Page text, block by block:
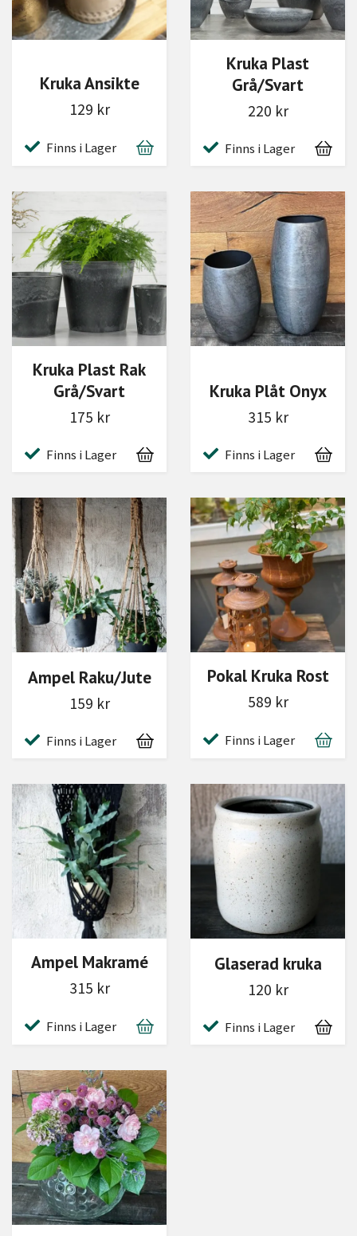
Kruka Ansikte
129 kr
Finns i Lager
Kruka Plast
Grå/Svart
220 kr
Finns i Lager
Kruka Plast Rak
Grå/Svart
175 kr
Finns i Lager
Kruka Plåt Onyx
315 kr
Finns i Lager
Ampel Raku/Jute
159 kr
Finns i Lager
Pokal Kruka Rost
589 kr
Finns i Lager
Ampel Makramé
315 kr
Finns i Lager
Glaserad kruka
120 kr
Finns i Lager